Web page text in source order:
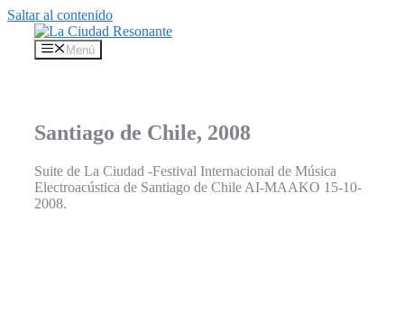
Saltar al contenido
Menú
Santiago de Chile, 2008
Suite de La Ciudad -Festival Internacional de Música
Electroacústica de Santiago de Chile AI-MAAKO 15-10-
2008.